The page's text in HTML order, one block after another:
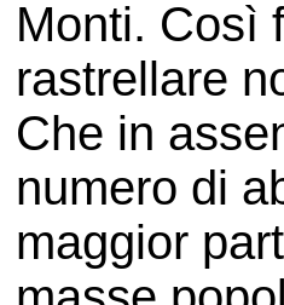
Monti. Così
rastrellare
Che in
numero di
maggior